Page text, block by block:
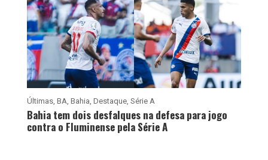
Últimas, BA Bahia Destaque, Série A
Bahia tem dois desfalques na defesa para jogo
contra o Fluminense pela Série A